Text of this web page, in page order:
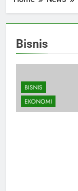
Bisnis
BISNIS
EKONOMI